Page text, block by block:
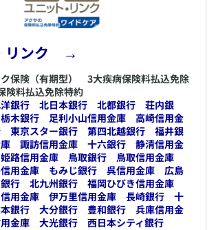
リンク →
保険（有期型） 3大疾病保険料払込免除
険料払込免除特約
銀行 北日本銀行 北都銀行
荘内銀
栃木銀行 足利小山信用金庫
高崎信用金
東京スター銀行 第四北越銀行
福井銀
諏訪信用金庫 十六銀行
静清信用金
姫路信用金庫 鳥取銀行
鳥取信用金庫
用金庫 もみじ銀行 呉信用金庫
広島
行 北九州銀行
福岡ひびき信用金庫
用金庫 伊万里信用金庫 長崎銀行
十
銀行 大分銀行 豊和銀行
兵庫信用金
金庫 大光銀行 西日本シティ銀行